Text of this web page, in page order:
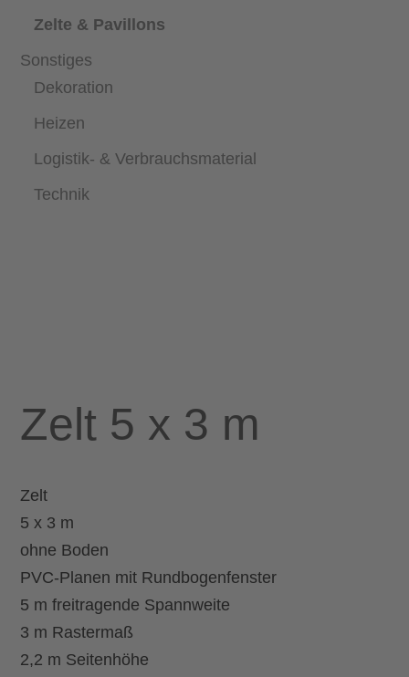
Zelte & Pavillons
Sonstiges
Dekoration
Heizen
Logistik- & Verbrauchsmaterial
Technik
Zelt 5 x 3 m
Zelt
5 x 3 m
ohne Boden
PVC-Planen mit Rundbogenfenster
5 m freitragende Spannweite
3 m Rastermaß
2,2 m Seitenhöhe